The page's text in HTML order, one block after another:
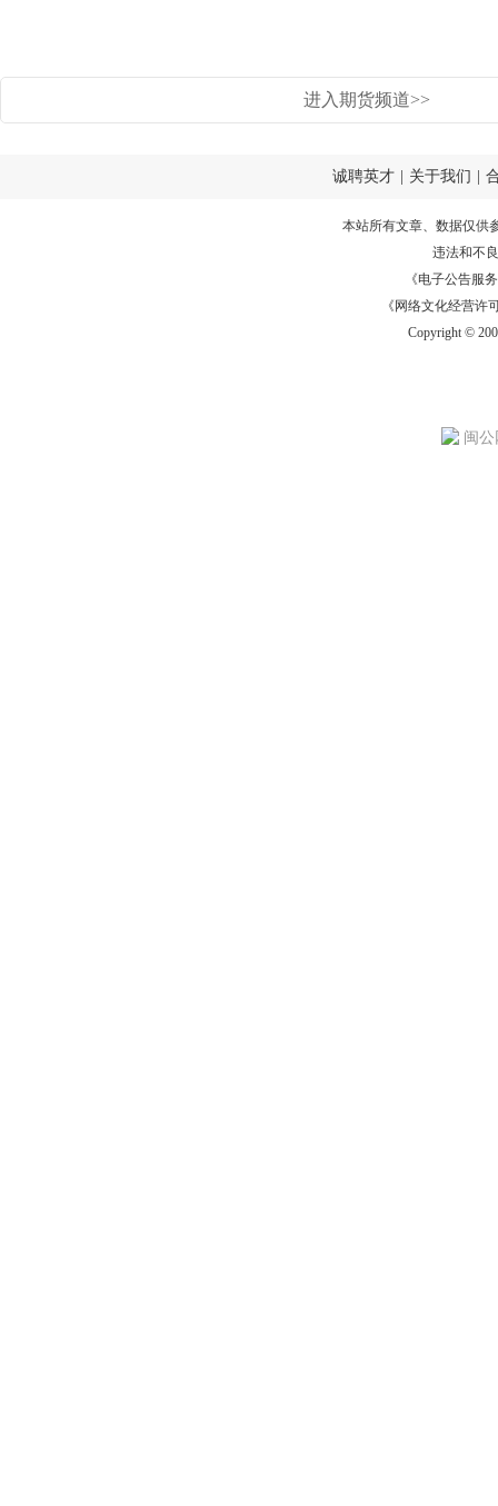
进入期货频道>>
诚聘英才 关于我们
本站所有文章、数据仅供
违法和不
《电子公告服务
《网络文化经营许
Copyright ©
闽公